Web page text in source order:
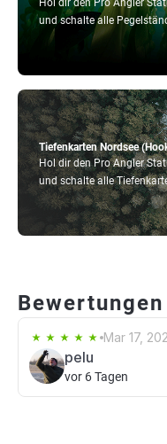
Tiefenkarten Nordsee
Hol dir den Pro Angler
und schalte alle
Hol dir den Pro Angler
und schalte alle
Bewertungen
Mar 17,
pelu
vor 6 Tagen